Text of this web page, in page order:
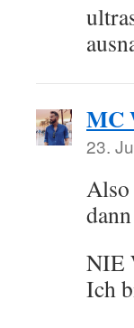
MC
23.
Also
NIE
Ich